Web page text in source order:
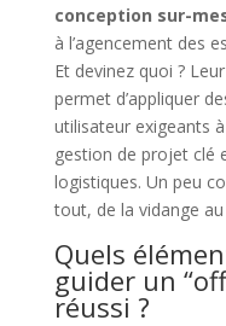
conception sur-
à l’agencement des
Et devinez quoi ?
permet d’appliquer
utilisateur exigeants
gestion de projet clé
logistiques. Un peu
tout, de la vidange
Quels
guider un
réussi ?